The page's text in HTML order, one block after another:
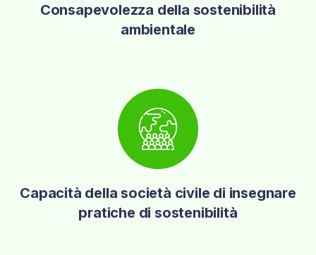
Consapevolezza della sostenibilità
ambientale
Capacità della società civile di insegnare
pratiche di sostenibilità